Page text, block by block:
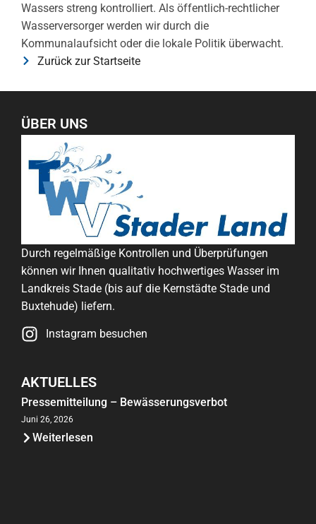
Wassers streng kontrolliert. Als öffentlich-rechtlicher
Wasserversorger werden wir durch die
Kommunalaufsicht oder die lokale Politik überwacht.
Zurück zur Startseite
ÜBER UNS
Durch regelmäßige Kontrollen und Überprüfungen
können wir Ihnen qualitativ hochwertiges Wasser im
Landkreis Stade (bis auf die Kernstädte Stade und
Buxtehude) liefern.
Instagram besuchen
AKTUELLES
Pressemitteilung – Bewässerungsverbot
Juni 26, 2026
Weiterlesen